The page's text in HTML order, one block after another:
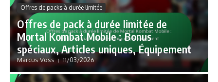
Offres de packs à durée limitée
Offres de pack à durée limitée de
Mortal Kombat Mobile : Bonus
spéciaux, Articles uniques, Équipement
Marcus Voss 11/03/2026